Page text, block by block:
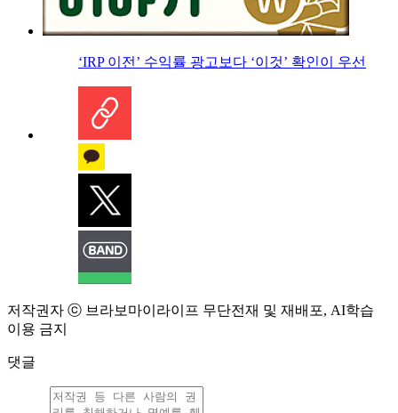
‘IRP 이전’ 수익률 광고보다 ‘이것’ 확인이 우선
저작권자 ⓒ 브라보마이라이프 무단전재 및 재배포, AI학습
이용 금지
댓글